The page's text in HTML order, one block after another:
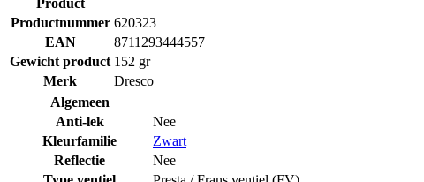
Productnummer 620323
EAN
8711293444557
Gewicht product 152 gr
Merk
Dresco
Algemeen
Anti-lek
Nee
Kleurfamilie
Zwart
Reflectie
Nee